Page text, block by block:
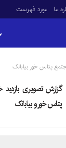
ما مورد فهرست
پتاس خور بیابانک
گزارش تصویری بازدید
پتاس خور و بیابانک